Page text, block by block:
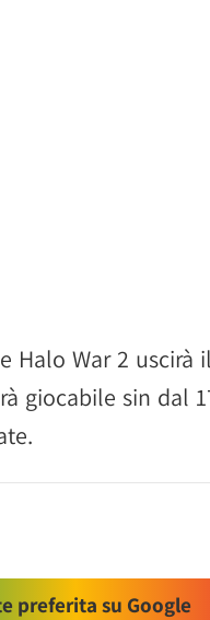
Halo War 2 uscirà
giocabile sin dal
preferita su Google